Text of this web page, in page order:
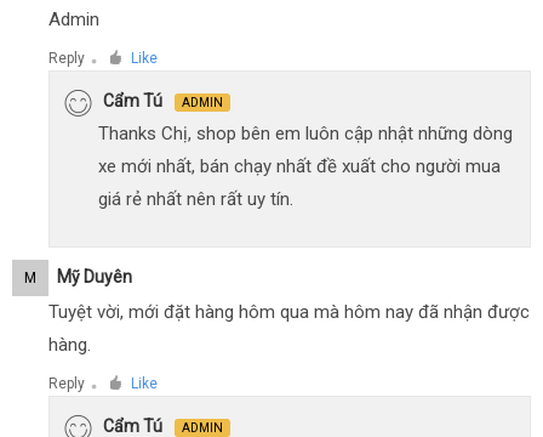
Admin
Reply ● Like
Cẩm Tú ADMIN
Thanks Chị, shop bên em luôn cập nhật những dòng
xe mới nhất, bán chạy nhất đề xuất cho người mua
giá rẻ nhất nên rất uy tín.
M Mỹ Duyên
Tuyệt vời, mới đặt hàng hôm qua mà hôm nay đã nhận được
hàng.
Reply ● Like
Cẩm Tú ADMIN